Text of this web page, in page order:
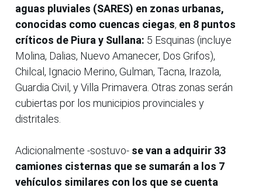
aguas pluviales (SARES) en zonas urbanas,
conocidas como cuencas ciegas, en 8 puntos
críticos de Piura y Sullana: 5 Esquinas (incluye
Molina, Dalias, Nuevo Amanecer, Dos Grifos),
Chilcal, Ignacio Merino, Gulman, Tacna, Irazola,
Guardia Civil, y Villa Primavera. Otras zonas serán
cubiertas por los municipios provinciales y
distritales.
Adicionalmente -sostuvo- se van a adquirir 33
camiones cisternas que se sumarán a los 7
vehículos similares con los que se cuenta